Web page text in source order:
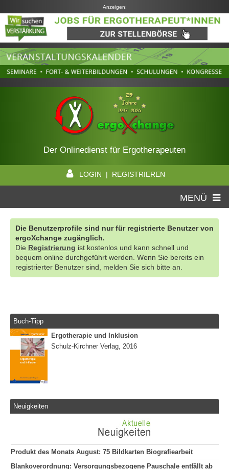
Anzeigen:
Der Onlinedienst für Ergotherapeuten
LOGIN | REGISTRIEREN
MENÜ
Die Benutzerprofile sind nur für registrierte Benutzer von
ergoXchange zugänglich.
Die Registrierung ist kostenlos und kann schnell und
bequem online durchgeführt werden. Wenn Sie bereits ein
registrierter Benutzer sind, melden Sie sich bitte an.
Buch-Tipp
Ergotherapie und Inklusion
Schulz-Kirchner Verlag, 2016
Neuigkeiten
Produkt des Monats August: 75 Bildkarten Biografiearbeit
Blankoverordnung: Versorgungsbezogene Pauschale entfällt ab